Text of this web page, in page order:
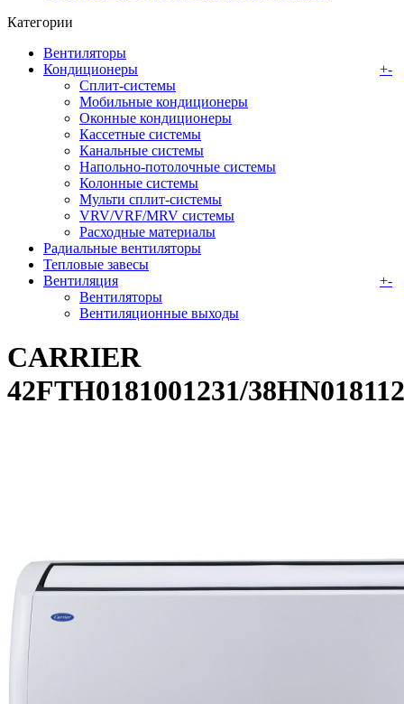
Категории
Вентиляторы
Кондиционеры
+-
Сплит-системы
Мобильные кондиционеры
Оконные кондиционеры
Кассетные системы
Канальные системы
Напольно-потолочные системы
Колонные системы
Мульти сплит-системы
VRV/VRF/MRV системы
Расходные материалы
Радиальные вентиляторы
Тепловые завесы
Вентиляция
+-
Вентиляторы
Вентиляционные выходы
CARRIER
42FTH0181001231/